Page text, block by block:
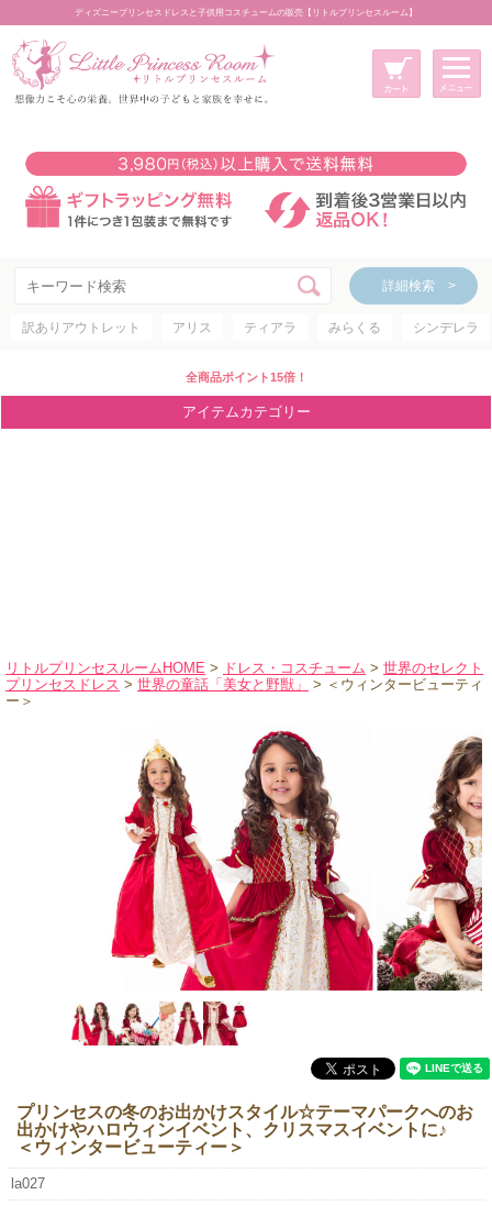
ディズニープリンセスドレスと子供用コスチュームの販売【リトルプリンセスルーム】
詳細検索 >
訳ありアウトレット アリス ティアラ みらくる シンデレラ
全商品ポイント15倍！
アイテムカテゴリー
リトルプリンセスルームHOME > ドレス・コスチューム > 世界のセレクト
プリンセスドレス > 世界の童話「美女と野獣」
> ＜ウィンタービューティ
ー＞
プリンセスの冬のお出かけスタイル☆テーマパークへのお
出かけやハロウィンイベント、クリスマスイベントに♪
＜ウィンタービューティー＞
la027
新規会員登録
マイページ
カート
詳細検索 >
アイテムカテゴリー
ディズニープリンセス
ディズニキャラクター
アウトレット
ショッピングインフォメーション
会社概要
お支払・送料
返品・交換
サイズの測り方
よくあるご質問
レビューを見る
ブログ
ニュースレター購読